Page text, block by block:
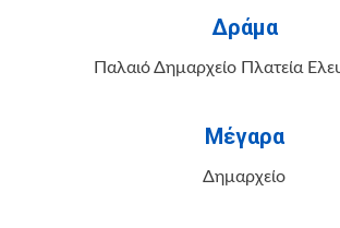
Δράμα
Παλαιό Δημαρχείο Πλατεία
Μέγαρα
Δημαρχείο